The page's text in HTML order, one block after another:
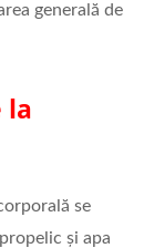
generală de
la
se
și apa